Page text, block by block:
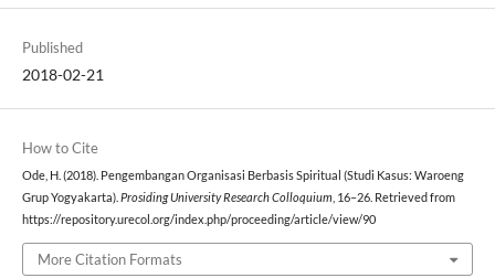
Published
2018-02-21
How to Cite
Ode, H. (2018). Pengembangan Organisasi Berbasis Spiritual (Studi Kasus: Waroeng
Grup Yogyakarta).Prosiding University Research Colloquium, 16–26. Retrieved from
https://repository.urecol.org/index.php/proceeding/article/view/90
More Citation Formats